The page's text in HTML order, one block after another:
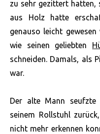
zu sehr gezittert hatten,
aus Holz hatte
genauso leicht
wie seinen geliebten
schneiden. Damals, als
war.
Der alte Mann
seinem Rollstuhl
nicht mehr erkennen